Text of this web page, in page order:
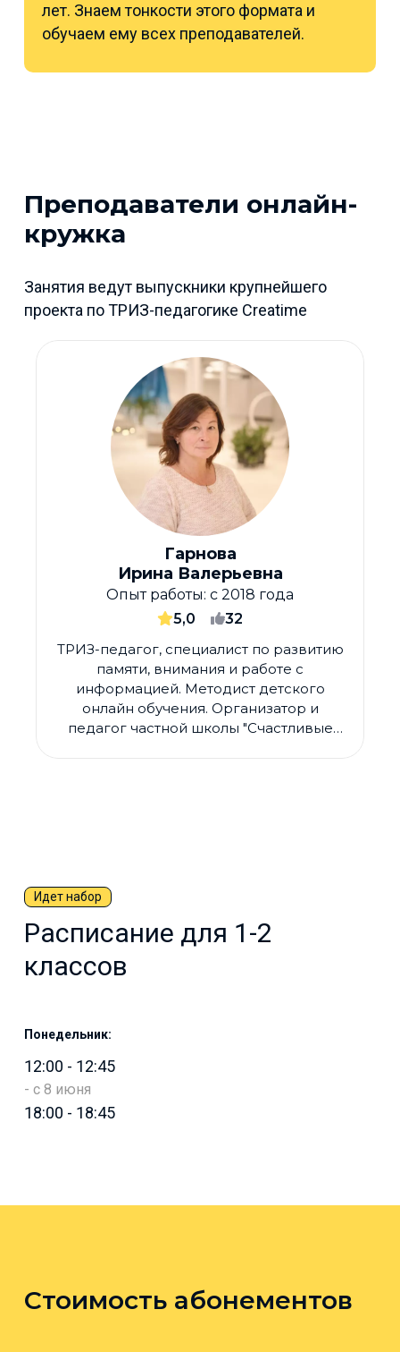
лет. Знаем тонкости этого формата и
обучаем ему всех преподавателей.
Преподаватели онлайн-
кружка
Занятия ведут выпускники крупнейшего
проекта по ТРИЗ-педагогике Creatime
Гарнова
Ирина Валерьевна
Опыт работы: с 2018 года
5,0
32
ТРИЗ-педагог, специалист по развитию
памяти, внимания и работе с
информацией. Методист детского
онлайн обучения. Организатор и
педагог частной школы "Счастливые
Идет набор
Расписание для 1-2
классов
Понедельник:
12:00 - 12:45
- с 8 июня
18:00 - 18:45
Стоимость абонементов